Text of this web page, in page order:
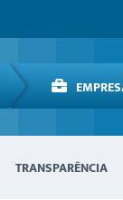
TRANSPARÊNCIA